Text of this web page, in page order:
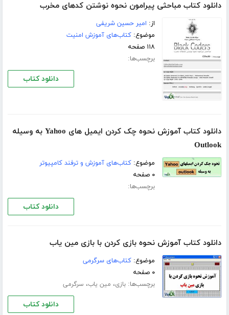
دانلود کتاب مباحثی پیرامون نحوه نوشتن کدهای مخرب
از: امیر حسین شریفی
موضوع:کتاب‌های آموزش امنیت
۱۱۸ صفحه
برچسب‌ها:
دانلود کتاب
دانلود کتاب آموزش نحوه چک کردن ایمیل های Yahoo به وسیله
Outlook
موضوع:کتاب‌های آموزش و ترفند کامپیوتر
۰ صفحه
برچسب‌ها:
دانلود کتاب
دانلود کتاب آموزش نحوه بازی کردن با بازی مین یاب
موضوع:کتاب‌های سرگرمی
۰ صفحه
برچسب‌ها:بازی، مین یاب، سرگرمی
دانلود کتاب